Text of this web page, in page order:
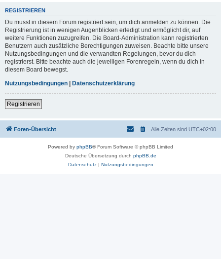
REGISTRIEREN
Du musst in diesem Forum registriert sein, um dich anmelden zu können. Die
Registrierung ist in wenigen Augenblicken erledigt und ermöglicht dir, auf
weitere Funktionen zuzugreifen. Die Board-Administration kann registrierten
Benutzern auch zusätzliche Berechtigungen zuweisen. Beachte bitte unsere
Nutzungsbedingungen und die verwandten Regelungen, bevor du dich
registrierst. Bitte beachte auch die jeweiligen Forenregeln, wenn du dich in
diesem Board bewegst.
Nutzungsbedingungen | Datenschutzerklärung
Registrieren
Foren-Übersicht Alle Zeiten sind UTC+02:00
Powered by phpBB® Forum Software © phpBB Limited
Deutsche Übersetzung durch phpBB.de
Datenschutz| Nutzungsbedingungen